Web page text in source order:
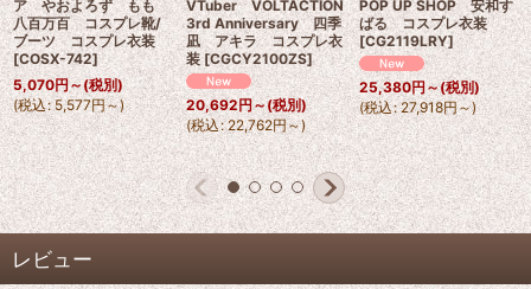
ア やおよろず もも
八百万百 コスプレ靴/
ブーツ コスプレ衣装
[COSX-742]
5,070円～ (税別)
(税込: 5,577円～)
VTuber VOLTACTION
3rd Anniversary 四季
凪 アキラ コスプレ衣
装 [CGCY2100ZS]
20,692円～(税別)
(税込: 22,762円～)
POP UP SHOP 安和す
ばる コスプレ衣装
[CG2119LRY]
25,380円 ～(税別)
(税込: 27,918円～)
レビュー